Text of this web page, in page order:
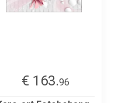
€ 163.96